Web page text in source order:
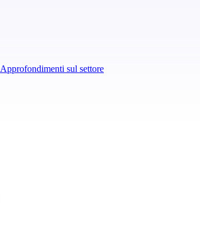
Approfondimenti sul settore